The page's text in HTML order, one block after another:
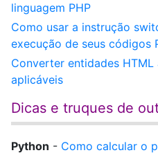
linguagem PHP
Como usar a instrução
execução de seus códigos
Converter entidades
aplicáveis
Dicas e truques de
Python - Como calcular o